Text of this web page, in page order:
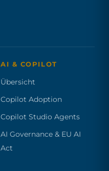
AI & COPILOT
Übersicht
Copilot Adoption
Copilot Studio Agents
AI Governance & EU AI
Act